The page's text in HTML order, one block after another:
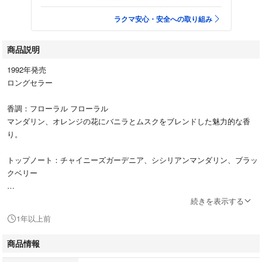
ラクマ安心・安全への取り組み
商品説明
1992年発売
ロングセラー
香調：フローラル フローラル
マンダリン、オレンジの花にバニラとムスクをブレンドした魅力的な香
り。
トップノート：チャイニーズガーデニア、シシリアンマンダリン、ブラッ
クベリー
ミドルノート：ギリシャ産マグノリア、チュニジア産オレンジブロッサ
ラストノート：レユニオン産バニラ、ヴァージニア産シダーウッド、イー
スト・インディアンサンダルウッド、チベット産ムスク、コロンビア産ア
続きを表示する
1年以上前
商品情報